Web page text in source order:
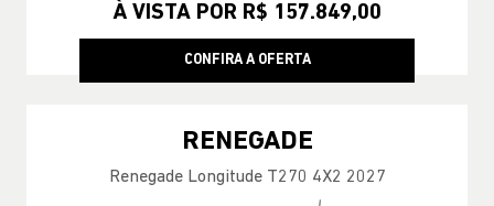
À VISTA POR R$ 157.849,00
CONFIRA A OFERTA
RENEGADE
Renegade Longitude T270 4X2 2027